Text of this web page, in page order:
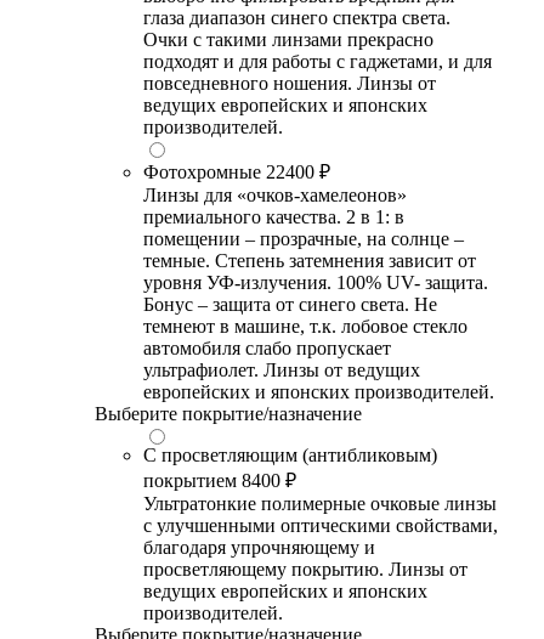
глаза диапазон синего спектра света.
Очки с такими линзами прекрасно
подходят и для работы с гаджетами, и для
повседневного ношения. Линзы от
ведущих европейских и японских
производителей.
Фотохромные 22400 ₽
Линзы для «очков-хамелеонов»
премиального качества. 2 в 1: в
помещении – прозрачные, на солнце –
темные. Степень затемнения зависит от
уровня УФ-излучения. 100% UV- защита.
Бонус – защита от синего света. Не
темнеют в машине, т.к. лобовое стекло
автомобиля слабо пропускает
ультрафиолет. Линзы от ведущих
европейских и японских производителей.
Выберите покрытие/назначение
С просветляющим (антибликовым)
покрытием 8400 ₽
Ультратонкие полимерные очковые линзы
с улучшенными оптическими свойствами,
благодаря упрочняющему и
просветляющему покрытию. Линзы от
ведущих европейских и японских
производителей.
Выберите покрытие/назначение